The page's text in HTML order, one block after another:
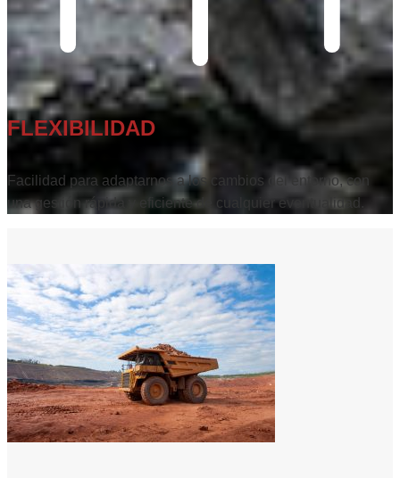
FLEXIBILIDAD
Facilidad para adaptarnos a los cambios del entorno, con
una gestión rápida y eficiente de cualquier eventualidad.